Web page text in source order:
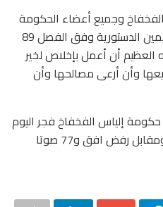
وجميع أعضاء الحكومة
من وزراء وكتاب دولة، ال32 ، اليمين الدستورية وفق الفصل 89
العظيم أن أعمل بإخلاص لخير
وأن أرعى مصالحها وأن
حكومة إلياس الفخفاخ فجر اليوم
الخميس بموافقة 129 صوتا مومقابل رفض افق و77 صوتا